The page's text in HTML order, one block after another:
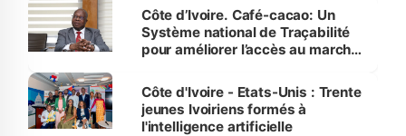
Côte d’Ivoire. Café-cacao: Un
Système national de Traçabilité
pour améliorer l’accès au marché
Côte d'Ivoire - Etats-Unis : Trente
jeunes Ivoiriens formés à
l'intelligence artificielle